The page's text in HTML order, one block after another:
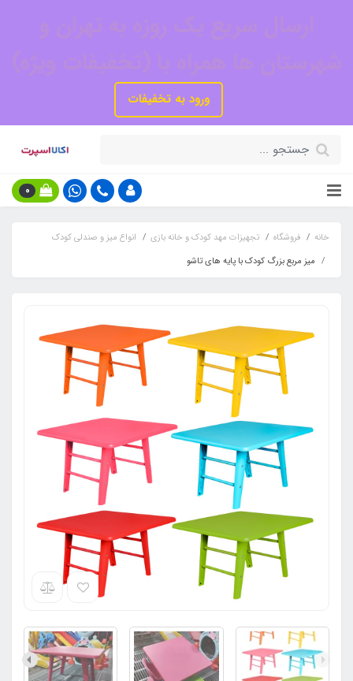
ورود به تخفیفات
0
خانه فروشگاه تجهیزات مهد کودک و خانه بازی
انواع میز و صندلی کودک
میز مربع بزرگ کودک با پایه های تاشو